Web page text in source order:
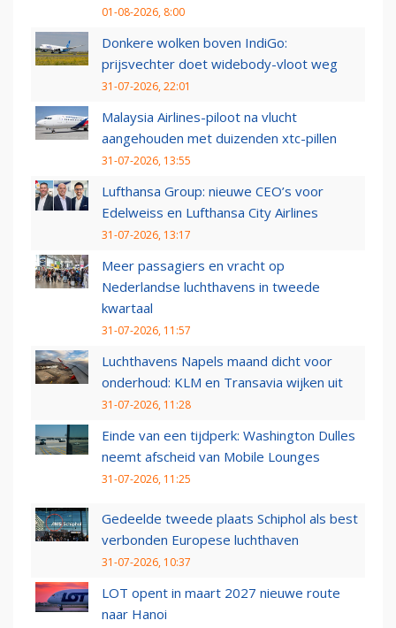
01-08-2026, 8:00
Donkere wolken boven IndiGo:
prijsvechter doet widebody-vloot weg
31-07-2026, 22:01
Malaysia Airlines-piloot na vlucht
aangehouden met duizenden xtc-pillen
31-07-2026, 13:55
Lufthansa Group: nieuwe CEO’s voor
Edelweiss en Lufthansa City Airlines
31-07-2026, 13:17
Meer passagiers en vracht op
Nederlandse luchthavens in tweede
kwartaal
31-07-2026, 11:57
Luchthavens Napels maand dicht voor
onderhoud: KLM en Transavia wijken uit
31-07-2026, 11:28
Einde van een tijdperk: Washington Dulles
neemt afscheid van Mobile Lounges
31-07-2026, 11:25
Gedeelde tweede plaats Schiphol als best
verbonden Europese luchthaven
31-07-2026, 10:37
LOT opent in maart 2027 nieuwe route
naar Hanoi